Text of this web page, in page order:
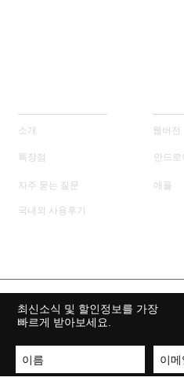
소개
특장점
자주 묻는 질문
웹버전
안드로
애플
국내외 사용후기
최신소식 및 할인정보를 가장
빠르게 받아보세요.